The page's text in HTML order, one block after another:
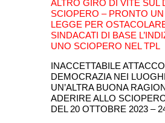
ALTRO GIRO DI VITE SUL
SCIOPERO – PRONTO
LEGGE PER
SINDACATI DI BASE
UNO SCIOPERO NEL TPL
INACCETTABILE
DEMOCRAZIA NEI
UN’ALTRA BUONA
ADERIRE ALLO
DEL 20 OTTOBRE 2023 –